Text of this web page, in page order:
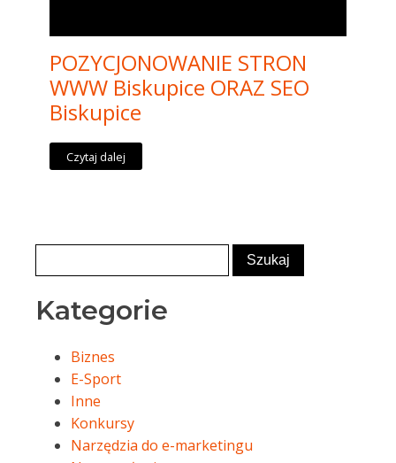
POZYCJONOWANIE STRON
WWW Biskupice ORAZ SEO
Biskupice
Czytaj dalej
Kategorie
Biznes
E-Sport
Inne
Konkursy
Narzędzia do e-marketingu